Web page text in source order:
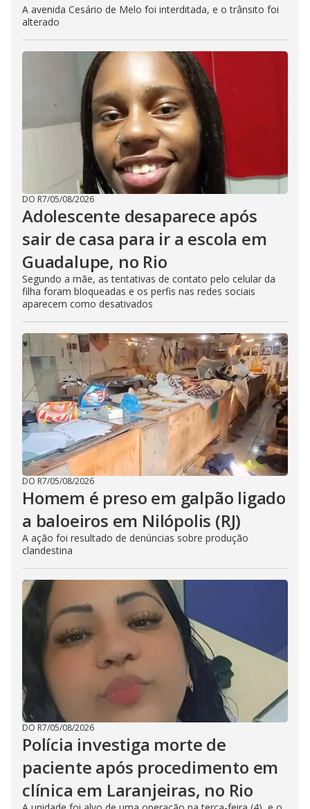
A avenida Cesário de Melo foi interditada, e o trânsito foi
alterado
DO R7/05/08/2026
Adolescente desaparece após
sair de casa para ir a escola em
Guadalupe, no Rio
Segundo a mãe, as tentativas de contato pelo celular da
filha foram bloqueadas e os perfis nas redes sociais
aparecem como desativados
DO R7/05/08/2026
Homem é preso em galpão ligado
a baloeiros em Nilópolis (RJ)
A ação foi resultado de denúncias sobre produção
clandestina
DO R7/05/08/2026
Polícia investiga morte de
paciente após procedimento em
clínica em Laranjeiras, no Rio